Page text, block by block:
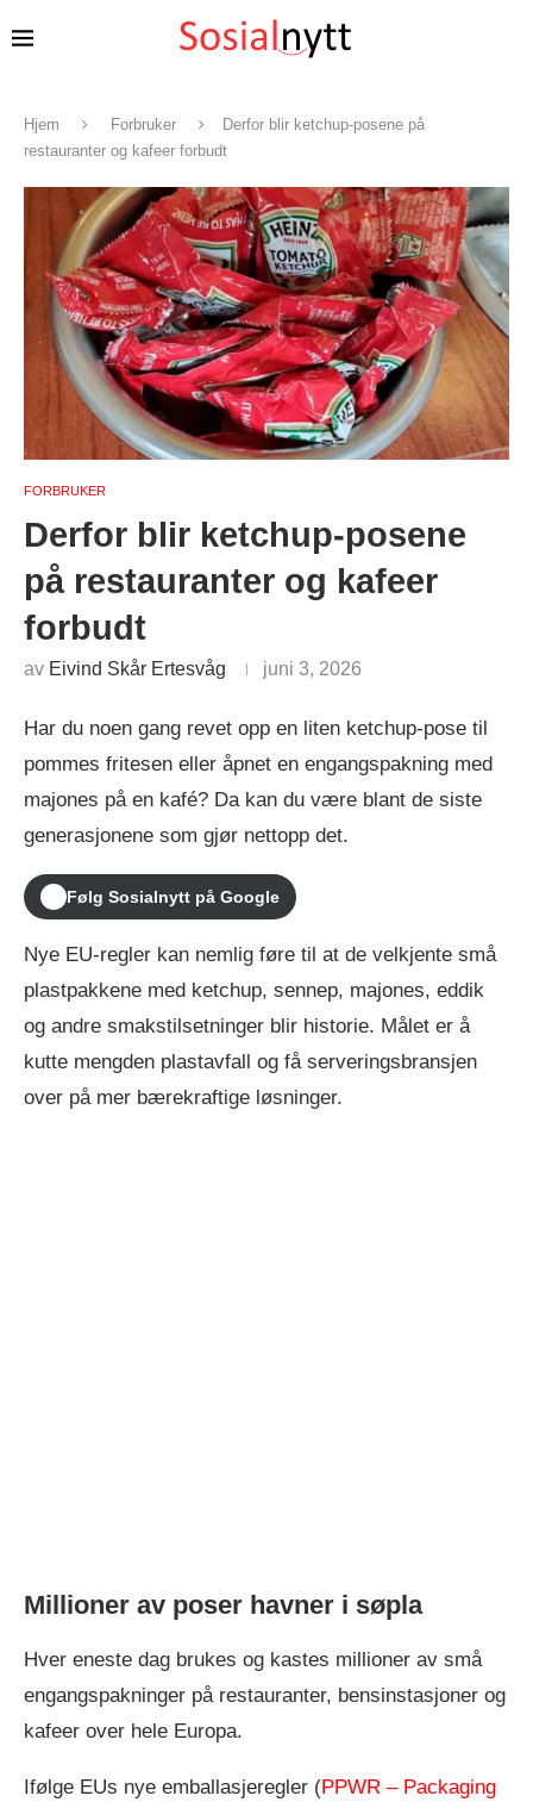
Hjem Forbruker
Derfor blir ketchup-posene på
restauranter og kafeer forbudt
FORBRUKER
Derfor blir ketchup-posene
på restauranter og kafeer
forbudt
av Eivind Skår Ertesvåg juni 3, 2026
Har du noen gang revet opp en liten ketchup-pose til
pommes fritesen eller åpnet en engangspakning med
majones på en kafé? Da kan du være blant de siste
generasjonene som gjør nettopp det.
Følg Sosialnytt på Google
Nye EU-regler kan nemlig føre til at de velkjente små
plastpakkene med ketchup, sennep, majones, eddik
og andre smakstilsetninger blir historie. Målet er å
kutte mengden plastavfall og få serveringsbransjen
over på mer bærekraftige løsninger.
Millioner av poser havner i søpla
Hver eneste dag brukes og kastes millioner av små
engangspakninger på restauranter, bensinstasjoner og
kafeer over hele Europa.
Ifølge EUs nye emballasjeregler (PPWR – Packaging